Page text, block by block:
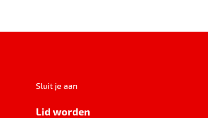
Sluit je aan
Lid worden